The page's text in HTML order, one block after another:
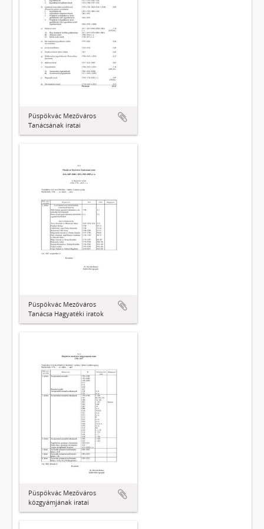
Püspökvác Mezőváros
Tanácsának iratai
Püspökvác Mezőváros
Tanácsa Hagyatéki iratok
Püspökvác Mezőváros
közgyámjának iratai